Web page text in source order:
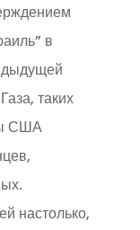
в
таких
США
настолько,